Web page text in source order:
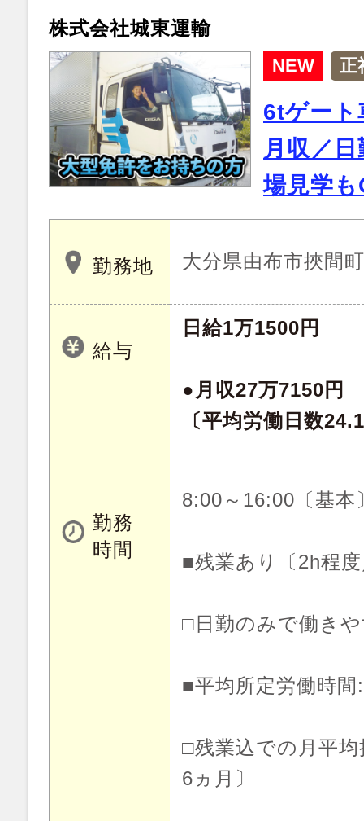
株式会社城東運輸
NEW 正
6tゲート
月収／
場見学
勤務地 大分県由布市挾間
給与
日給1万1500円
●月収27万7150円
〔平均労働日数
勤務
時間
8:00～16:00〔基本
■残業あり〔2h程
□日勤のみで働き
■平均所定労働時
□残業込での月平
6ヵ月〕